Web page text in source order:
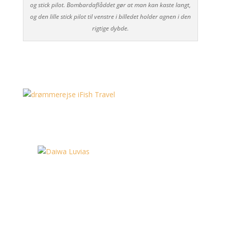
og stick pilot. Bombardaflåddet gør at man kan kaste langt,
og den lille stick pilot til venstre i billedet holder agnen i den
rigtige dybde.